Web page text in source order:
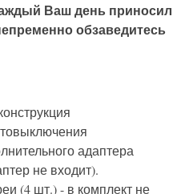
Ваш день приносил
обзаведитесь
адаптера
не входит).
(4 шт.) - в комплект не